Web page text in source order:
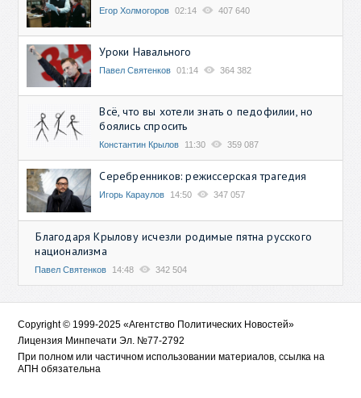
Егор Холмогоров 02:14 407 640
Уроки Навального
Павел Святенков 01:14 364 382
Всё, что вы хотели знать о педофилии, но
боялись спросить
Константин Крылов 11:30 359 087
Серебренников: режиссерская трагедия
Игорь Караулов 14:50 347 057
Благодаря Крылову исчезли родимые пятна русского
национализма
Павел Святенков 14:48 342 504
Copyright © 1999-2025 «Агентство Политических Новостей»
Лицензия Минпечати Эл. №77-2792
При полном или частичном использовании материалов, ссылка на
АПН обязательна